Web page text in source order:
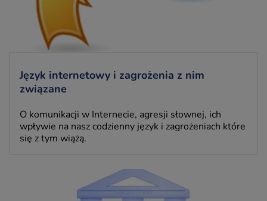
Język internetowy i zagrożenia z nim
związane
O komunikacji w Internecie, agresji słownej, ich
wpływie na nasz codzienny język i zagrożeniach które
się z tym wiążą.